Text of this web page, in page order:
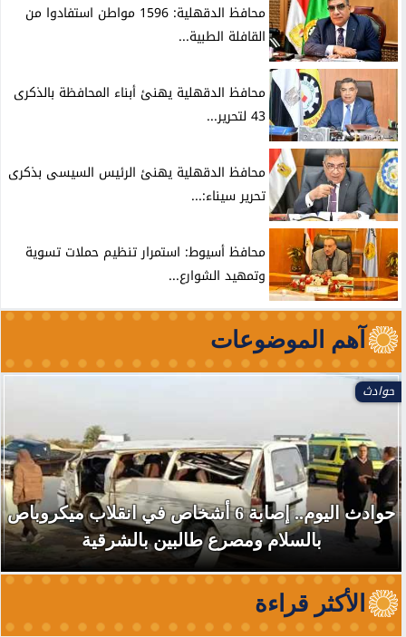
محافظ الدقهلية: 1596 مواطن استفادوا من
القافلة الطبية...
محافظ الدقهلية يهنئ أبناء المحافظة بالذكرى
43 لتحرير...
محافظ الدقهلية يهنئ الرئيس السيسى بذكرى
تحرير سيناء:...
محافظ أسيوط: استمرار تنظيم حملات تسوية
وتمهيد الشوارع...
آهم الموضوعات
حوادث
حوادث اليوم.. إصابة 6 أشخاص في انقلاب ميكروباص
بالسلام ومصرع طالبين بالشرقية
الأكثر قراءة